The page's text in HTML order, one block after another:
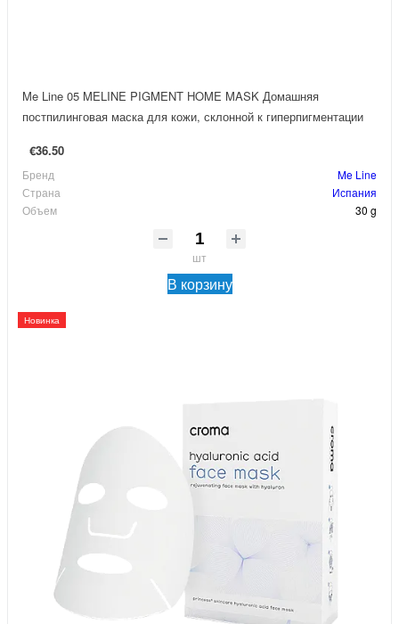
Me Line 05 MELINE PIGMENT HOME MASK Домашняя
постпилинговая маска для кожи, склонной к гиперпигментации
€36.50
Бренд
Me Line
Страна
Испания
Объем
30 g
шт
В корзину
Новинка